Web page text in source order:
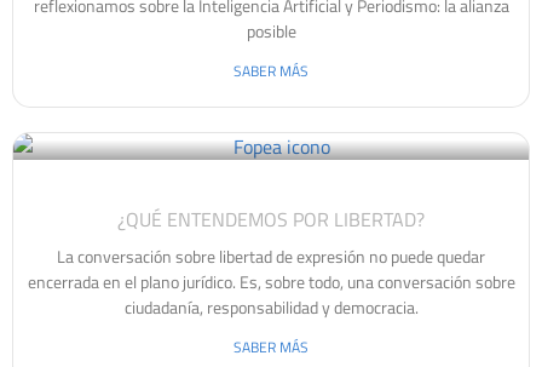
reflexionamos sobre la Inteligencia Artificial y Periodismo: la alianza
posible
SABER MÁS
¿QUÉ ENTENDEMOS POR LIBERTAD?
La conversación sobre libertad de expresión no puede quedar
encerrada en el plano jurídico. Es, sobre todo, una conversación sobre
ciudadanía, responsabilidad y democracia.
SABER MÁS